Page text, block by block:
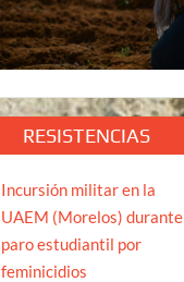
RESISTENCIAS
Incursión militar en la
UAEM (Morelos) durante
paro estudiantil por
feminicidios